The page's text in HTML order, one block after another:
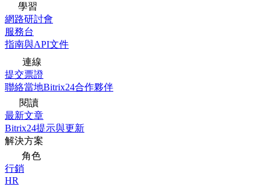
學習
網路研討會
服務台
指南與API文件
連線
提交票證
聯絡當地Bitrix24合作夥伴
閱讀
最新文章
Bitrix24提示與更新
解決方案
角色
行銷
HR